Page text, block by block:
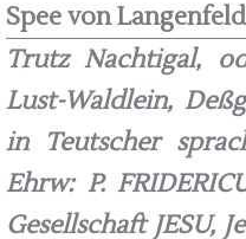
Spee von
Trutz Nachtigal,
Lust-Waldlein,
in Teutscher
Ehrw: P.
Gesellschaft JESU,